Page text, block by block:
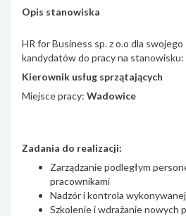
Opis stanowiska
HR for Business sp. z o.o dla
kandydatów do pracy na stanowisku:
Kierownik usług sprzątających
Miejsce pracy: Wadowice
Zadania do realizacji:
Zarządzanie podległym
pracownikami
Nadzór i kontrola
Szkolenie i wdrażanie nowych